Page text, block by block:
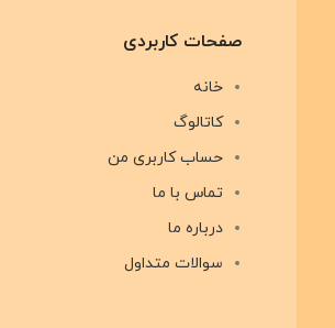
صفحات کاربردی
خانه
کاتالوگ
حساب کاربری من
تماس با ما
درباره ما
سوالات متداول